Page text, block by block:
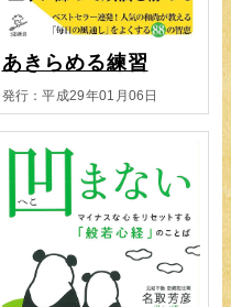
あきらめる練習
発行：平成29年01月06日